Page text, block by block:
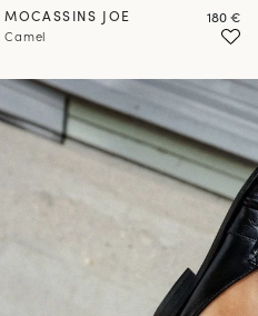
MOCASSINS JOE
Camel
Prix
180 €